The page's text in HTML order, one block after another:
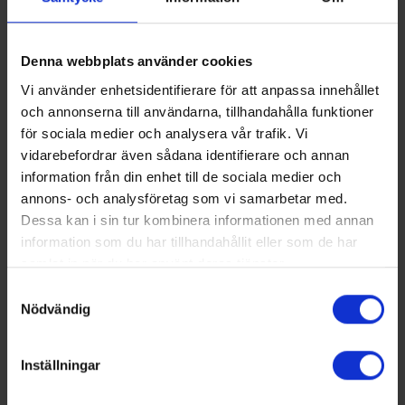
Denna webbplats använder cookies
Vi använder enhetsidentifierare för att anpassa innehållet
och annonserna till användarna, tillhandahålla funktioner
för sociala medier och analysera vår trafik. Vi
vidarebefordrar även sådana identifierare och annan
information från din enhet till de sociala medier och
annons- och analysföretag som vi samarbetar med.
Dessa kan i sin tur kombinera informationen med annan
information som du har tillhandahållit eller som de har
samlat in när du har använt deras tjänster.
Nödvändig
Inställningar
små, små vattendroppar som kolliderar och slås
igen.
Det vatten som ska bli vårt dricksvatten hämtas
från en vattentäkt. Därefter renas det i ett
vattenverk och levereras som dricksvatten via
ledningsnät och vattentorn till en kran nära dig.
Det använda dricksvattnet rinner ut i avloppet via
avloppsledningsnät till reningsverket. Där renas
naturen och spolas ut i ett vattendrag, en sjö
Näringsämnenas kretslopp